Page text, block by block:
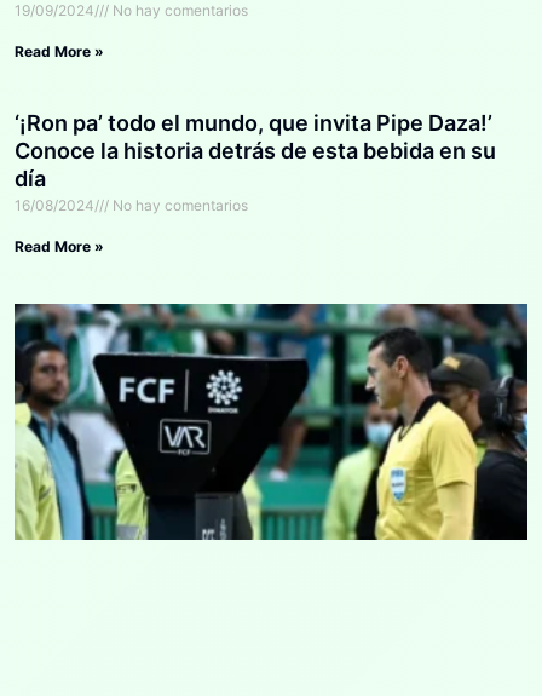
19/09/2024 No hay comentarios
Read More »
‘¡Ron pa’ todo el mundo, que invita Pipe Daza!’
Conoce la historia detrás de esta bebida en su
día
16/08/2024 No hay comentarios
Read More »